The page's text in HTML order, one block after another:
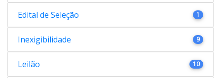
Edital de Seleção 1
Inexigibilidade 9
Leilão 10